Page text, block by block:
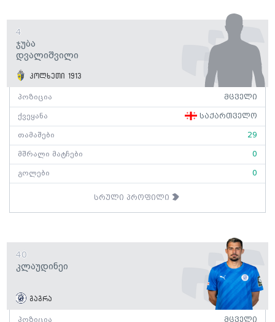
4
Ჯუბა
Დვალიშვილი
კოლხეთი 1913
პოზიცია მცველი
ქვეყანა საქართველო
თამაშები 29
მშრალი მატჩები 0
გოლები 0
სრული პროფილი
40
Კლაუდინეი
გაგრა
პოზიცია მცველი